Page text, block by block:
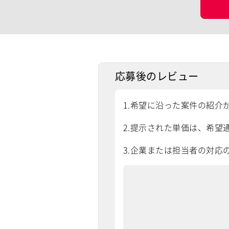
応募後のレビュー
1.希望に沿った案件の紹介
2.提示された単価は、希望
3.企業または担当者の対応